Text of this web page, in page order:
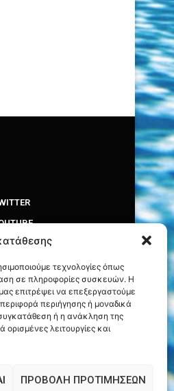
τεχνολογίες όπως
σε πληροφορίες συσκευών. Η
επιτρέψει να επεξεργαστούμε
περιήγησης ή μοναδικά
ή η ανάκληση της
λειτουργίες και
ΠΡΟΒΟΛΉ ΠΡΟΤΙΜΉΣΕΩΝ